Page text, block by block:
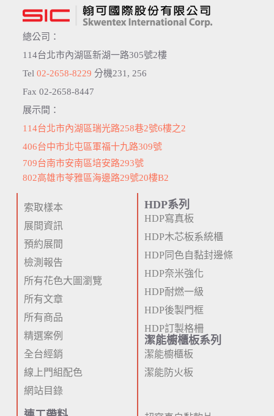
總公司：
114台北市內湖區新湖一路305號2樓
Tel 02-2658-8229 分機231, 256
Fax 02-2658-8447
展示間：
114台北市內湖區瑞光路258巷2號6樓之2
406台中市北屯區軍福十九路309號
709台南市安南區培安路293號
802高雄市苓雅區海邊路29號20樓B2
索取樣本
展間資訊
預約展間
檢測報告
所有花色大圖瀏覽
所有文章
所有商品
精選案例
全台經銷
線上門組配色
網站目錄
HDP系列
HDP寫真板
HDP木芯板系統櫃
HDP同色自黏封邊條
HDP奈米強化
HDP耐燃一級
HDP後製門框
HDP訂製格柵
潔能櫥櫃板系列
潔能櫥櫃板
潔能防火板